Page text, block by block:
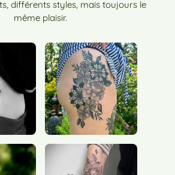
différents styles, mais toujours le
même plaisir.